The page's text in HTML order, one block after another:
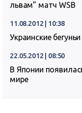
львам” матч WSB
11.08.2012 | 10:38
Украинские
22.05.2012 | 08:50
В Японии
мире